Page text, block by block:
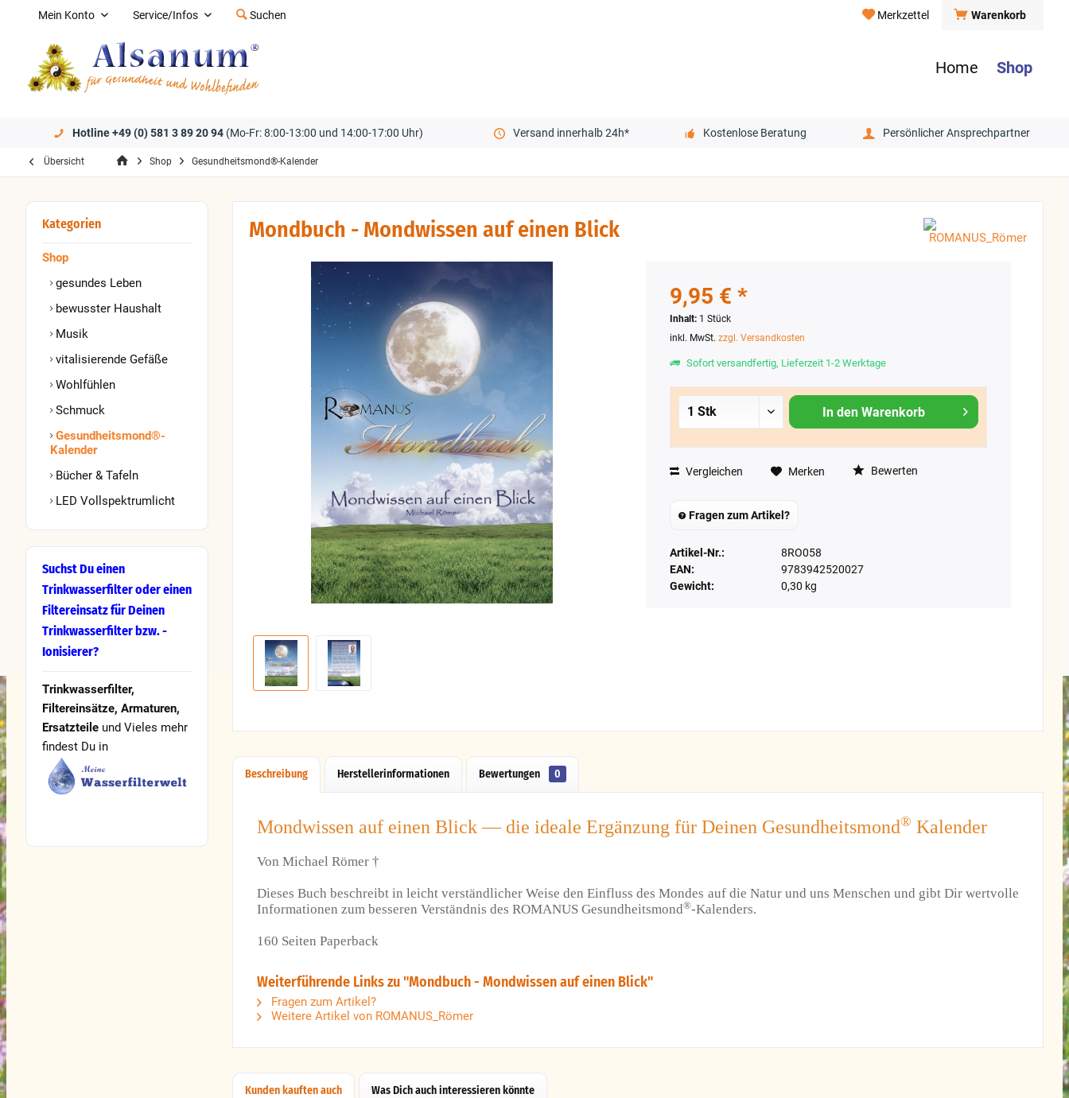
Warenkorb
Merkzettel
Mein Konto Service/Infos Suchen
Home Shop
Hotline +49 (0) 581 3 89 20 94(Mo-Fr: 8:00-13:00 und 14:00-17:00 Uhr) Versand innerhalb 24h* Kostenlose Beratung Persönlicher Ansprechpartner
Übersicht Shop Gesundheitsmond®-Kalender
Kategorien
Shop
gesundes Leben
bewusster Haushalt
Musik
vitalisierende Gefäße
Wohlfühlen
Schmuck
Gesundheitsmond®-
Kalender
Bücher & Tafeln
LED Vollspektrumlicht
Suchst Du einen
Trinkwasserfilter oder einen
Filtereinsatz für Deinen
Trinkwasserfilter bzw. -
Ionisierer?
Trinkwasserfilter,
Filtereinsätze, Armaturen,
Ersatzteile und Vieles mehr
findest Du in
Mondbuch - Mondwissen auf einen Blick
9,95 € *
Inhalt: 1 Stück
inkl. MwSt. zzgl. Versandkosten
Sofort versandfertig, Lieferzeit 1-2 Werktage
In den Warenkorb
Vergleichen Merken Bewerten
Fragen zum Artikel?
Artikel-Nr.:
8RO058
EAN:
9783942520027
Gewicht:
0,30 kg
Beschreibung Herstellerinformationen Bewertungen 0
Mondwissen auf einen Blick — die ideale Ergänzung für Deinen Gesundheitsmond® Kalender
Von Michael Römer †
Dieses Buch beschreibt in leicht verständlicher Weise den Einfluss des Mondes auf die Natur und uns Menschen und gibt Dir wertvolle
Informationen zum besseren Verständnis des ROMANUS Gesundheitsmond®-Kalenders.
160 Seiten Paperback
Weiterführende Links zu "Mondbuch - Mondwissen auf einen Blick"
Fragen zum Artikel?
Weitere Artikel von ROMANUS_Römer
Kunden kauften auch Was Dich auch interessieren könnte